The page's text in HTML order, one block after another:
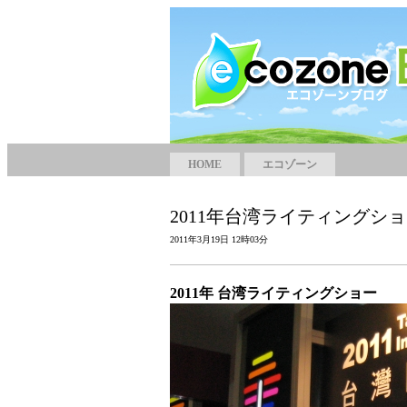
HOME エコゾーン
2011年台湾ライティングシ
2011年3月19日 12時03分
2011年 台湾ライティングショー